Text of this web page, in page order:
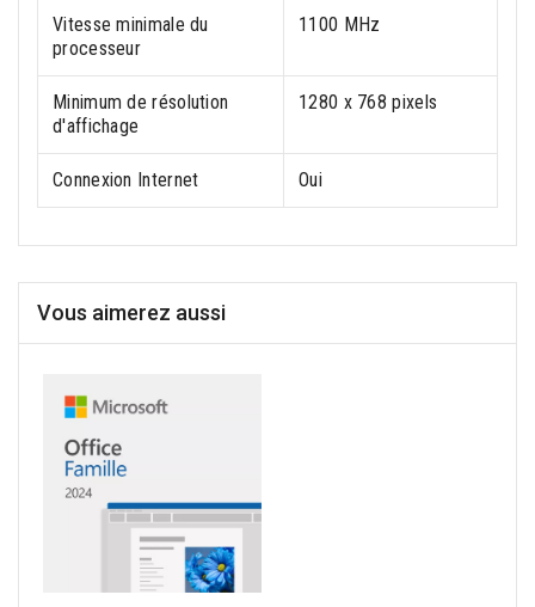
Vitesse minimale du
processeur
1100 MHz
Minimum de résolution
d'affichage
1280 x 768 pixels
Connexion Internet Oui
Vous aimerez aussi